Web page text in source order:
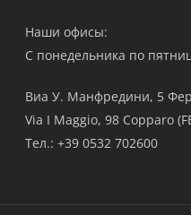
Наши офисы:
С понедельника по
Виа У. Манфредини, 5
Via I Maggio, 98 Copparo
Тел.: +39 0532 702600